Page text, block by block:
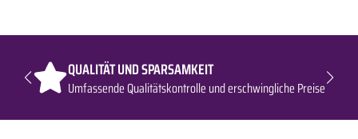
QUALITÄT UND SPARSAMKEIT
Umfassende Qualitätskontrolle und erschwingliche Preise